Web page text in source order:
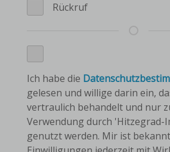
Rückruf
Ich habe die
gelesen und willige darin ein,
vertraulich behandelt und nur
Verwendung durch 'Hitzegrad-
genutzt werden. Mir ist